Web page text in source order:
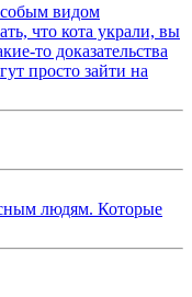
видом
что кота украли, вы
то доказательства
просто зайти на
людям. Которые